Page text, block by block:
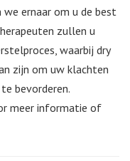
we ernaar om u de best
zullen u
waarbij dry
zijn om uw klachten
bevorderen.
meer informatie of